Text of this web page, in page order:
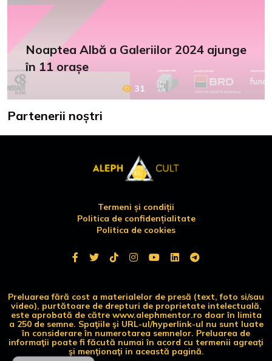
Noaptea Albă a Galeriilor 2024 ajunge
în 11 orașe
31
Partenerii noștri
Termeni și condiții
Politica de confidențialitate
Politica de cookies
Preluarea fără cost a materialelor de presă (text, foto si/sau
video), purtătoare de drepturi de proprietate intelectuală,
este aprobată de către www.alephmentor.ro doar în limita
a 250 de semne. Spaţiile şi URL-ul/hyperlink-ul nu sunt luate
în considerare în numerotarea semnelor. Preluarea de
informaţii poate fi făcută numai în acord cu termenii agreaţi
şi menţionaţi in această pagină.